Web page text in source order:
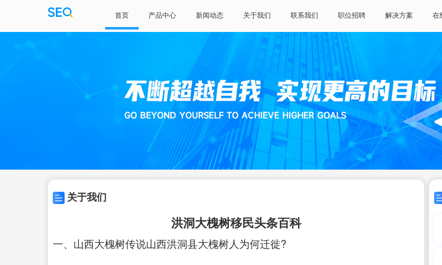
首页 产品中心 新闻动态 关于我们 联系我们 职位招聘 解决方案 在
关于我们
洪洞大槐树移民头条百科
一、山西大槐树传说山西洪洞县大槐树人为何迁徙?